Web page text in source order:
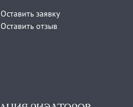
Оставить заявку
Оставить отзыв